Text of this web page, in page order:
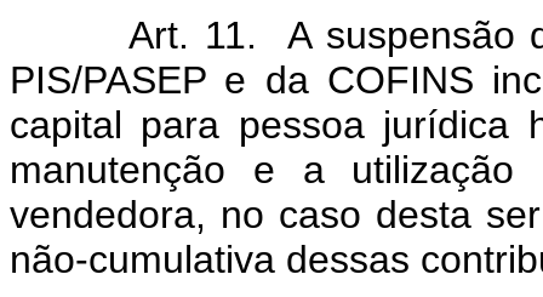
Art. 11. A suspensão da
PIS/PASEP e da COFINS
capital para pessoa jurídica
manutenção e a
vendedora, no caso desta
não-cumulativa dessas